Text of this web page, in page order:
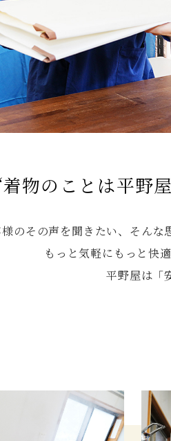
着物のことは平野
のその声を聞きたい、そんな
もっと気軽にもっと快
平野屋は「